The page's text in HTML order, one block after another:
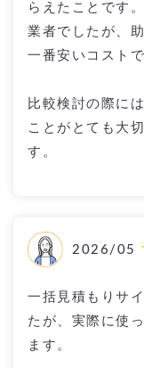
らえたことです
業者でしたが、
一番安いコスト
比較検討の際に
ことがとても大
す。
2026/05
一括見積もりサ
たが、実際に使
ます。